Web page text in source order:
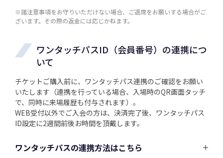
※諸注意事項をお守りいただけない場合、ご退席をお願いする場合がご
ざいます。その際の返金には応じかねます。
ワンタッチパスID（会員番号）の連携につ
いて
チケットご購入前に、ワンタッチパス連携のご確認をお願い
いたします（連携を行っている場合、入場時のQR画面タッチ
で、同時に来場履歴も付与されます）。
WEB受付以外でご入会の方は、決済完了後、ワンタッチパス
ID設定に2週間前後お時間を頂戴します。
ワンタッチパスの連携方法はこちら